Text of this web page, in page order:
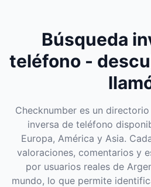
Búsqueda
teléfono -
Checknumber es un
inversa de teléfono
Europa, América y Asia.
valoraciones, comentarios y
por usuarios reales de
mundo, lo que permite